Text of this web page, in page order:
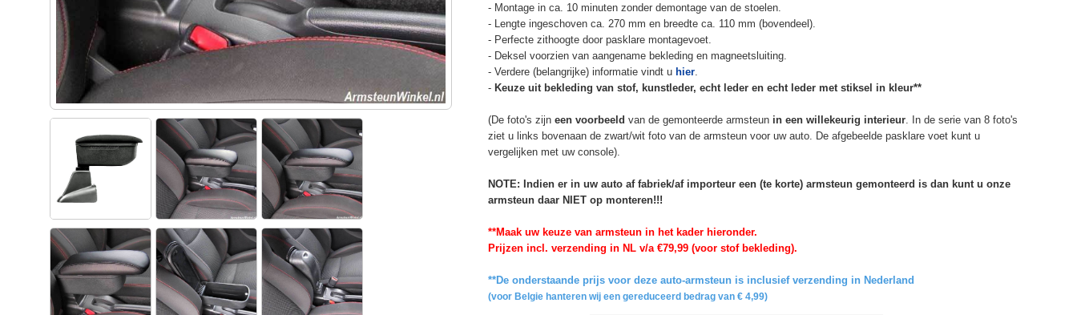
- Montage in ca. 10 minuten zonder demontage van de stoelen.
- Lengte ingeschoven ca. 270 mm en breedte ca. 110 mm (bovendeel).
- Perfecte zithoogte door pasklare montagevoet.
- Deksel voorzien van aangename bekleding en magneetsluiting.
- Verdere (belangrijke) informatie vindt u hier.
- Keuze uit bekleding van stof, kunstleder, echt leder en echt leder met stiksel in kleur**
(De foto's zijn een voorbeeld van de gemonteerde armsteun in een willekeurig interieur. In de serie van 8 foto's
ziet u links bovenaan de zwart/wit foto van de armsteun voor uw auto. De afgebeelde pasklare voet kunt u
vergelijken met uw console).
NOTE: Indien er in uw auto af fabriek/af importeur een (te korte) armsteun gemonteerd is dan kunt u onze
armsteun daar NIET op monteren!!!
**Maak uw keuze van armsteun in het kader hieronder.
Prijzen incl. verzending in NL v/a €79,99 (voor stof bekleding).
**De onderstaande prijs voor deze auto-armsteun is inclusief verzending in Nederland
(voor Belgie hanteren wij een gereduceerd bedrag van € 4,99)